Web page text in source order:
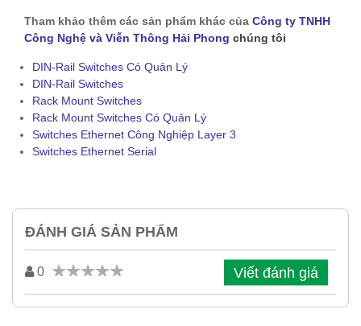
Tham khảo thêm các sản phẩm khác của Công ty TNHH
Công Nghệ và Viễn Thông Hải Phong chúng tôi
DIN-Rail Switches Có Quản Lý
DIN-Rail Switches
Rack Mount Switches
Rack Mount Switches Có Quản Lý
Switches Ethernet Công Nghiệp Layer 3
Switches Ethernet Serial
ĐÁNH GIÁ SẢN PHẨM
0 Viết đánh giá